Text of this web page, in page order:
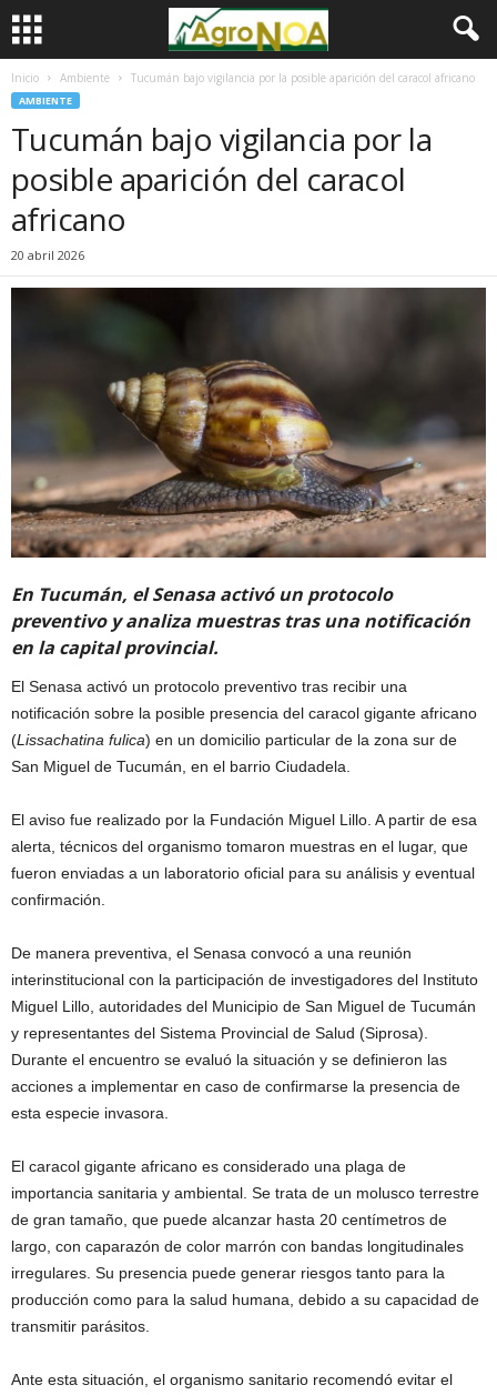
Inicio Ambiente Tucumán bajo vigilancia por la posible aparición del caracol africano
AMBIENTE
Tucumán bajo vigilancia por la
posible aparición del caracol
africano
20 abril 2026
En Tucumán, el Senasa activó un protocolo
preventivo y analiza muestras tras una notificación
en la capital provincial.
El Senasa activó un protocolo preventivo tras recibir una
notificación sobre la posible presencia del caracol gigante africano
(Lissachatina fulica) en un domicilio particular de la zona sur de
San Miguel de Tucumán, en el barrio Ciudadela.
El aviso fue realizado por la Fundación Miguel Lillo. A partir de esa
alerta, técnicos del organismo tomaron muestras en el lugar, que
fueron enviadas a un laboratorio oficial para su análisis y eventual
confirmación.
De manera preventiva, el Senasa convocó a una reunión
interinstitucional con la participación de investigadores del Instituto
Miguel Lillo, autoridades del Municipio de San Miguel de Tucumán
y representantes del Sistema Provincial de Salud (Siprosa).
Durante el encuentro se evaluó la situación y se definieron las
acciones a implementar en caso de confirmarse la presencia de
esta especie invasora.
El caracol gigante africano es considerado una plaga de
importancia sanitaria y ambiental. Se trata de un molusco terrestre
de gran tamaño, que puede alcanzar hasta 20 centímetros de
largo, con caparazón de color marrón con bandas longitudinales
irregulares. Su presencia puede generar riesgos tanto para la
producción como para la salud humana, debido a su capacidad de
transmitir parásitos.
Ante esta situación, el organismo sanitario recomendó evitar el